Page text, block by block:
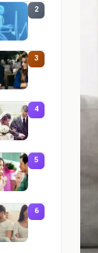
2
3
4
5
6